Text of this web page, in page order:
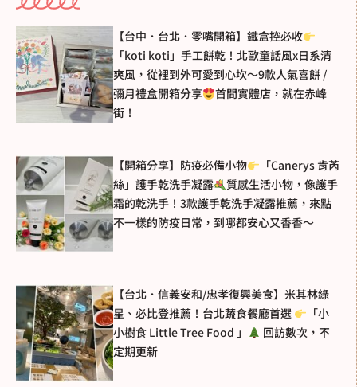
【台中．台北．零嘴開箱】鐵盒控必收
「koti koti」手工餅乾！北歐童話風x日系清
爽風，從裡到外可愛到心坎～9款人氣喜餅 /
彌月禮盒開箱分享
首間實體店，就在赤峰
街！
【開箱分享】防疫必備小物
「Canerys 肯芮
絲」護手乾洗手凝露
質感生活小物，像護手
霜的乾洗手！3款護手乾洗手凝露推薦，來點
不一樣的防疫日常，到哪都安心又香香～
【台北．信義安和/忠孝復興美食】米其林綠
星、必比登推薦！台北蔬食餐廳首選
「小
小樹食 Little Tree Food 」
回訪數次，不
定期更新